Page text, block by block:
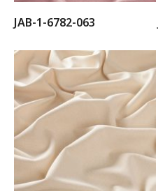
JAB-1-6782-063